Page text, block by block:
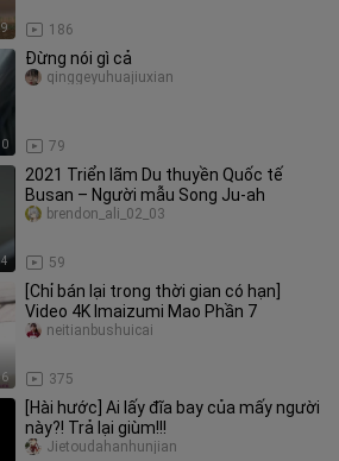
186
Đừng nói gì cả
79
qinggeyuhuajiuxian
2021 Triển lãm Du thuyền Quốc tế
Busan – Người mẫu Song Ju-ah
59
brendon_ali_02_03
[Chỉ bán lại trong thời gian có hạn]
Video 4K Imaizumi Mao Phần 7
375
neitianbushuicai
[Hài hước] Ai lấy đĩa bay của mấy người
này?! Trả lại giùm!!!
Jietoudahanhunjian